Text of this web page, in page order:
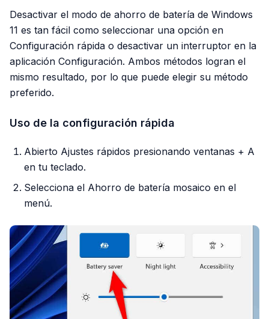
Desactivar el modo de ahorro de batería de Windows
11 es tan fácil como seleccionar una opción en
Configuración rápida o desactivar un interruptor en la
aplicación Configuración. Ambos métodos logran el
mismo resultado, por lo que puede elegir su método
preferido.
Uso de la configuración rápida
Abierto Ajustes rápidos presionando ventanas + A
en tu teclado.
Selecciona el Ahorro de batería mosaico en el
menú.